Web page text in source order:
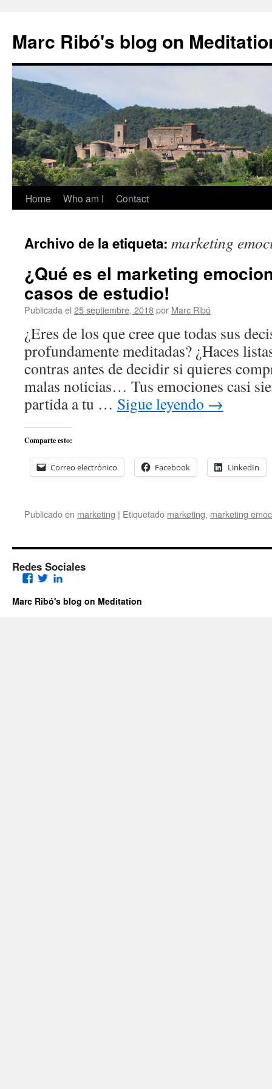
Marc Ribó's blog on
Saltar
contenido
Home Who am I Contact
Archivo de la etiqueta: marketing
¿Qué es el marketing
casos de estudio!
Publicada el 25 septiembre, 2018por Marc Ribó
¿Eres de los que cree que todas sus
profundamente meditadas? ¿Haces
contras antes de decidir si quieres
malas noticias… Tus emociones casi
partida a tu … Sigue leyendo →
Comparte esto:
Correo electrónico Facebook LinkedIn
Publicado en marketing | Etiquetado marketing, marketing
Redes Sociales
Facebook
Twitter
Marc Ribó's blog on Meditation